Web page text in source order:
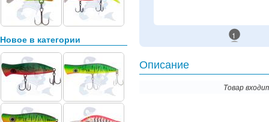
Новое в категории 1
Описание
Товар